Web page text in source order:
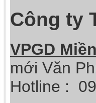
Công ty
VPGD
mới Văn
Hotline :